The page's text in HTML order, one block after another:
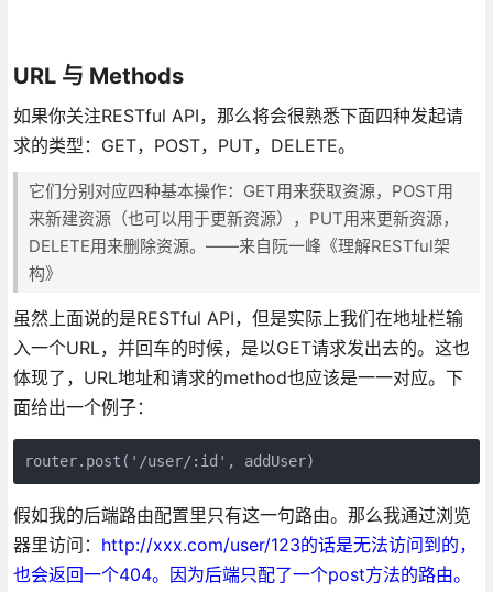
URL 与 Methods
如果你关注RESTful API，那么将会很熟悉下面四种发起请
求的类型：GET，POST，PUT，DELETE。
它们分别对应四种基本操作：GET用来获取资源，POST用
来新建资源（也可以用于更新资源），PUT用来更新资源，
DELETE用来删除资源。——来自阮一峰《理解RESTful架
构》
虽然上面说的是RESTful API，但是实际上我们在地址栏输
入一个URL，并回车的时候，是以GET请求发出去的。这也
体现了，URL地址和请求的method也应该是一一对应。下
面给出一个例子：
假如我的后端路由配置里只有这一句路由。那么我通过浏览
器里访问： http://xxx.com/user/123的话是无法访问到的，
也会返回一个404。因为后端只配了一个post方法的路由。